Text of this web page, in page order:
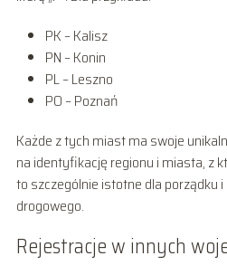
PK – Kalisz
PN – Konin
PL – Leszno
PO – Poznań
Każde z tych miast ma swoje
na identyfikację regionu i miasta, z
to szczególnie istotne dla porządku
drogowego.
Rejestracje w innych